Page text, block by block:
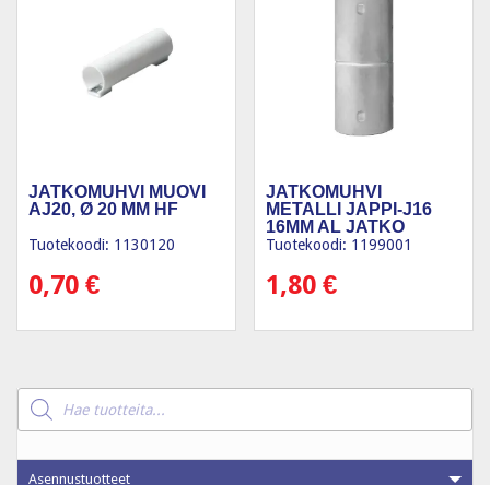
JATKOMUHVI MUOVI
AJ20, Ø 20 MM HF
Tuotekoodi: 1130120
0,70 €
JATKOMUHVI
METALLI JAPPI-J16
16MM AL JATKO
Tuotekoodi: 1199001
1,80€
Products
search
Asennustuotteet